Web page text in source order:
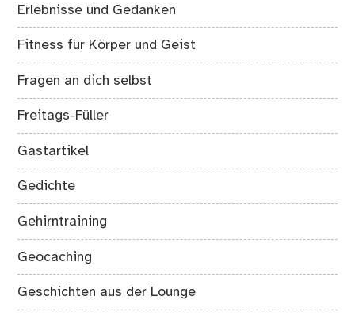
Erlebnisse und Gedanken
Fitness für Körper und Geist
Fragen an dich selbst
Freitags-Füller
Gastartikel
Gedichte
Gehirntraining
Geocaching
Geschichten aus der Lounge